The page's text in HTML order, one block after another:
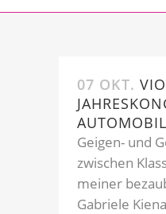
07 OKT.
Geigen- und
zwischen
meiner
Gabriele